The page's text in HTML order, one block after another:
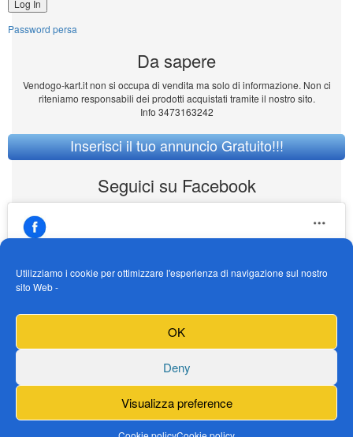
Utilizziamo i cookie per ottimizzare l'esperienza di navigazione sul nostro
sito Web -
OK
Deny
Visualizza preference
Password persa
Da sapere
Vendogo-kart.it non si occupa di vendita ma solo di informazione. Non ci
riteniamo responsabili dei prodotti acquistati tramite il nostro sito.
Info 3473163242
Inserisci il tuo annuncio Gratuito!!!
Seguici su Facebook
https://www.facebook.com/Vendogokartit/
Fai clic per accettare i cookie marketing e
abilitare questo contenuto